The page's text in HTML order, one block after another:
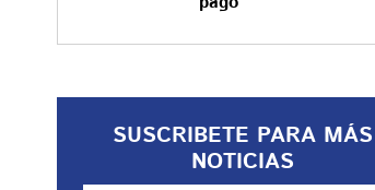
SUSCRIBETE PARA MÁS
NOTICIAS